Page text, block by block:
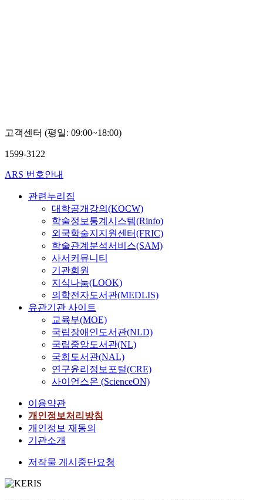
고객센터 (평일: 09:00~18:00)
1599-3122
ARS 번호안내
관련누리집
대학공개강의(KOCW)
학술정보통계시스템(Rinfo)
외국학술지지원센터(FRIC)
학술관계분석서비스(SAM)
사서커뮤니티
기관회원
지식나눔(LOOK)
의학전자도서관(MEDLIS)
유관기관 사이트
교육부(MOE)
국립장애인도서관(NLD)
국립중앙도서관(NL)
국회도서관(NAL)
연구윤리정보포털(CRE)
사이언스온 (ScienceON)
이용약관
개인정보처리방침
개인정보 재동의
기관소개
저작물 게시중단요청